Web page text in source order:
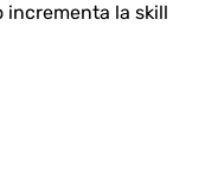
incrementa la skill